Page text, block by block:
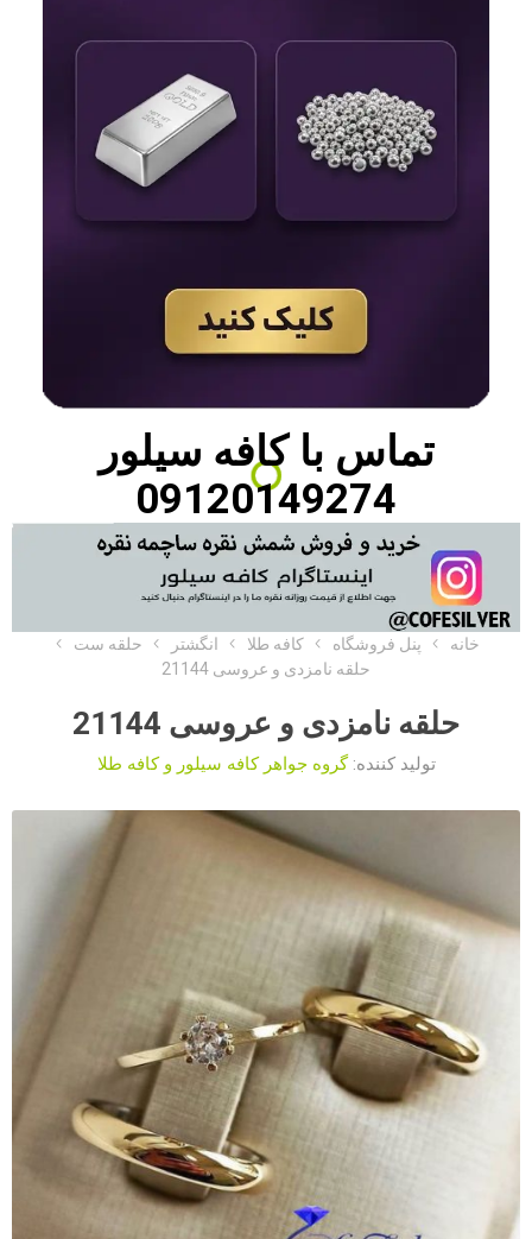
تماس باکافه سیلور
09120149274
خانه پنل فروشگاه کافه طلا انگشتر
حلقه ست
حلقه نامزدی و عروسی 21144
حلقه نامزدی و عروسی 21144
تولید کننده: گروه جواهر کافه سیلور و کافه طلا